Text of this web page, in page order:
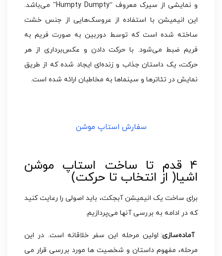
و نمایشی از سیرک معروف “Humpty Dumpty” می‌باشد.
این انیمیشن با استفاده از عروسک‌هایی از جنس خشت
ساخته شده است که توسط دوربین به صورت فریم به
فریم ضبط می‌شود. با حرکت دادن و عکس‌برداری از هر
حرکت، یک داستان جذاب و زنده‌ای ایجاد شده که از طریق
نمایش در تئاترها و سینماها به مخاطبان ارائه شده است.
سفارش استاپ موشن
4 قدم تا ساخت استاپ موشن
اشیا( از انتخاب تا حرکت)
برای ساخت یک انیمیشن آبجکت، باید اصولی را رعایت کنید
که در ادامه به بررسی آنها می‌پردازیم.
آماده‌سازی: اولین مرحله این سفر خلاقانه است. در این
مرحله، مفهوم داستان و شخصیت‌ ها مورد بررسی قرار می‌